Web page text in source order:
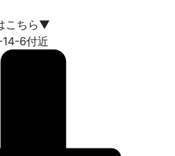
こちら▼
6付近